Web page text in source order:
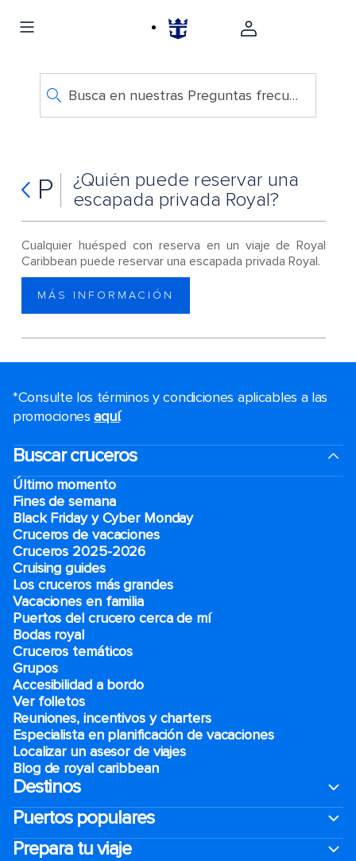
Busca en nuestras Preguntas frecuentes
P
¿Quién puede reservar una
escapada privada Royal?
Cualquier huésped con reserva en un viaje de Royal
Caribbean puede reservar una escapada privada Royal.
MÁS INFORMACIÓN
*Consulte los términos y condiciones aplicables a las
promocionesaquí.
Buscar cruceros
Último momento
Fines de semana
Black Friday y Cyber Monday
Cruceros de vacaciones
Cruceros 2025-2026
Cruising guides
Los cruceros más grandes
Vacaciones en familia
Puertos del crucero cerca de mí
Bodas royal
Cruceros temáticos
Grupos
Accesibilidad a bordo
Ver folletos
Reuniones, incentivos y charters​
Especialista en planificación de vacaciones
Localizar un asesor de viajes
Blog de royal caribbean
Destinos
Puertos populares
Prepara tu viaje